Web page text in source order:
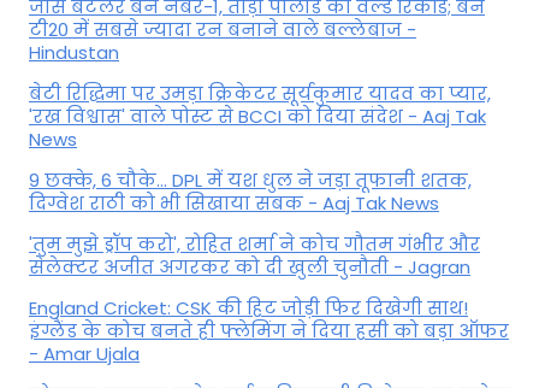
जोस बटलर बने नंबर-1, तोड़ा पोलार्ड का वर्ल्ड रिकॉर्ड; बने
टी20 में सबसे ज्यादा रन बनाने वाले बल्लेबाज -
Hindustan
बेटी र‍िद्ध‍िमा पर उमड़ा क्रिकेटर सूर्यकुमार यादव का प्यार,
'रख विश्वास' वाले पोस्ट से BCCI को दिया संदेश - Aaj Tak
News
9 छक्के, 6 चौके... DPL में यश धुल ने जड़ा तूफानी शतक,
द‍िग्वेश राठी को भी स‍िखाया सबक - Aaj Tak News
'तुम मुझे ड्रॉप करो', रोहित शर्मा ने कोच गौतम गंभीर और
सेलेक्टर अजीत अगरकर को दी खुली चुनौती - Jagran
England Cricket: CSK की हिट जोड़ी फिर दिखेगी साथ!
इंग्लैंड के कोच बनते ही फ्लेमिंग ने दिया हसी को बड़ा ऑफर
- Amar Ujala